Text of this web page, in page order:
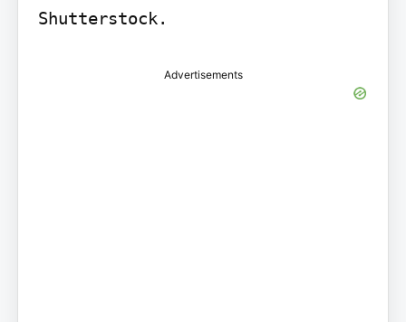
Shutterstock.
Advertisements